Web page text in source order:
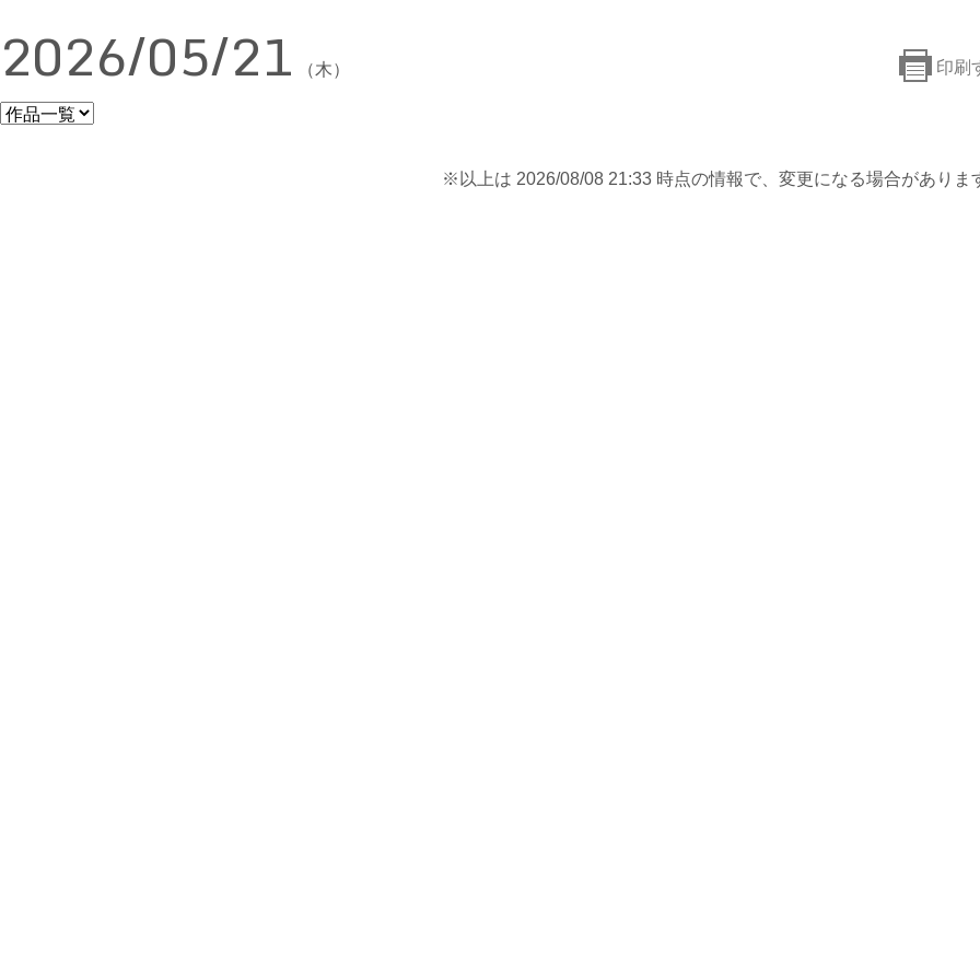
印刷
2026/05/21 （木）
※以上は 2026/08/08 21:33 時点の情報で、変更になる場合がありま